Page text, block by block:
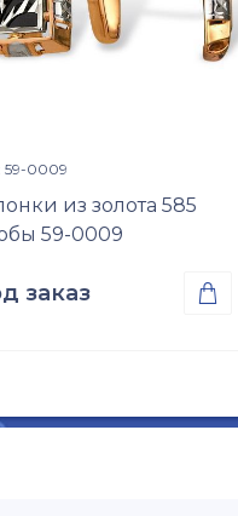
59-0009
из золота 585
59-0009
заказ 